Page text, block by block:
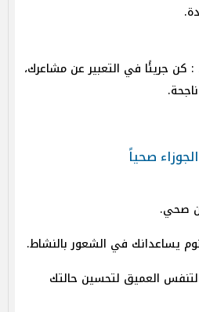
: كن جريئًا في التعبير عن مشاعرك،
صحياً
صحي.
يساعدانك في الشعور بالنشاط.
العميق لتحسين حالتك